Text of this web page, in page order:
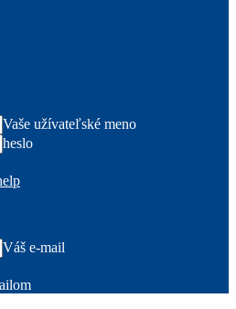
Vaše užívateľské meno
heslo
Váš e-mail